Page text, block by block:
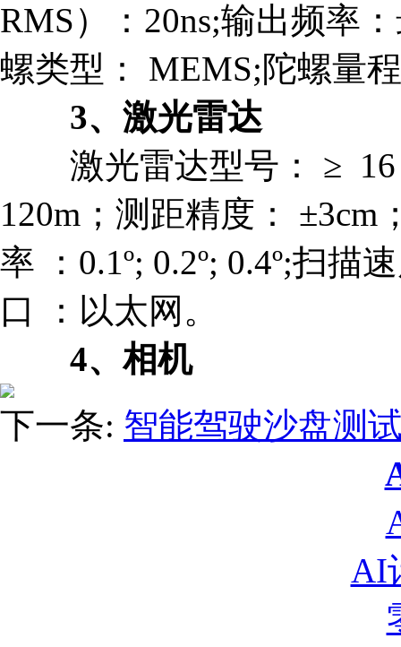
RMS）：20ns;输出频率
螺类型： MEMS;陀螺量
3、激光雷达
激光雷达型号： ≥ 16
120m；测距精度：
率 ：0.1º; 0.2º; 0.4º;扫描
口 ：以太网。
4、相机
下一条: 智能驾驶沙盘测
AI